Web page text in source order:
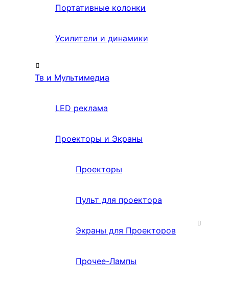
Портативные колонки
Усилители и динамики
Тв и Мультимедиа
LED реклама
Проекторы и Экраны
Проекторы
Пульт для проектора
Экраны для Проекторов
Прочее-Лампы